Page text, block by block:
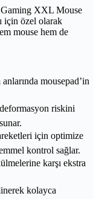
Gaming XXL Mouse
için özel olarak
mouse hem de
mousepad’in
riskini
için optimize
kontrol sağlar.
karşı ekstra
kolayca